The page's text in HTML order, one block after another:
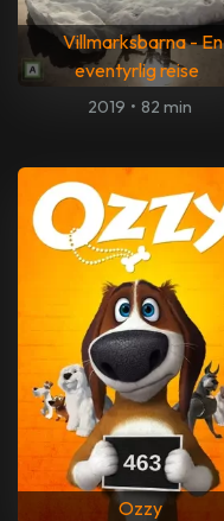
Villmarksbarna - En
eventyrlig reise
2019 • 82 min
Ozzy